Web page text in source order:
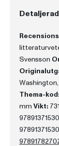
Svensson
Thema-kod:
mm Vikt: